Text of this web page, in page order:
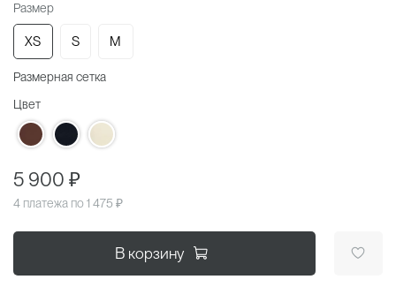
Размер
XS S M
Размерная сетка
Цвет
5 900 ₽
4 платежа по 1 475 ₽
В корзину